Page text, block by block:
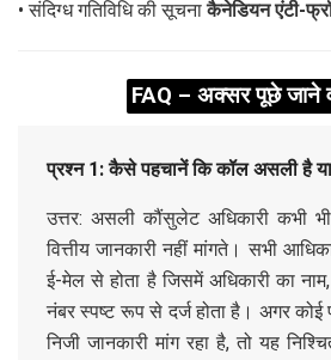
• संदिग्ध गतिविधि की सूचनाकैनेडियन एंटी-
FAQ – अक्सर पूछे जाने
प्रश्न 1: कैसे पहचानें कि कॉल असली है
उत्तर: असली कौंसुलेट अधिकारी कभी
वित्तीय जानकारी नहीं मांगते। सभी
ई-मेल से होता है जिसमें अधिकारी का
नंबर स्पष्ट रूप से दर्ज होता है। अगर कोई
निजी जानकारी मांग रहा है, तो यह